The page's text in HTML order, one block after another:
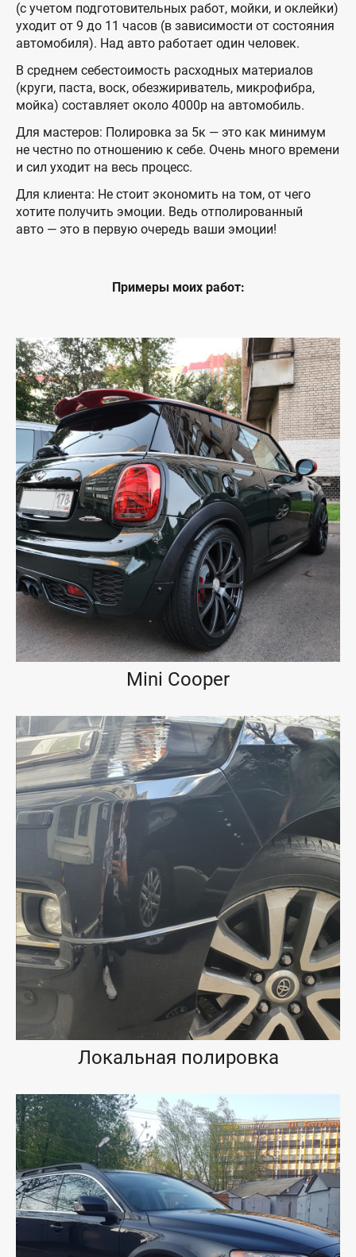
(с учетом подготовительных работ, мойки, и оклейки)
уходит от 9 до 11 часов (в зависимости от состояния
автомобиля). Над авто работает один человек.
В среднем себестоимость расходных материалов
(круги, паста, воск, обезжириватель, микрофибра,
мойка) составляет около 4000р на автомобиль.
Для мастеров: Полировка за 5к — это как минимум
не честно по отношению к себе. Очень много времени
и сил уходит на весь процесс.
Для клиента: Не стоит экономить на том, от чего
хотите получить эмоции. Ведь отполированный
авто — это в первую очередь ваши эмоции!
Примеры моих работ:
Mini Cooper
Локальная полировка